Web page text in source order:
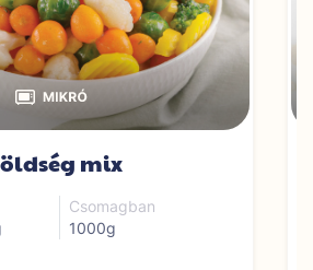
mix
Csomagban
1000g